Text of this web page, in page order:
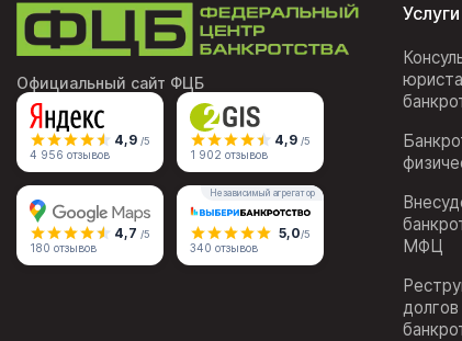
Официальный сайт ФЦБ
4,9 /5
4 956 отзывов
4,9 /5
1 902 отзывов
4,7 /5
180 отзывов
Независимый агрегатор
5,0/5
340 отзывов
МФЦ